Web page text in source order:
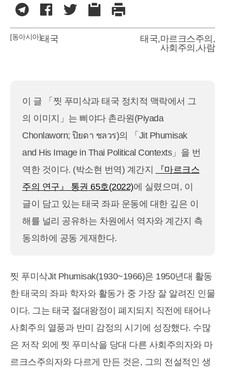
[동아시아]태국 태국,마르크스주의 ,
사회주의 ,사람
이 글 「찟 푸미삭과 태국 정치적 맥락에서 그
의 이미지」는 삐야다 촌라원(Piyada
Chonlaworn; ปิยดา ชลวร)의 「Jit Phumisak
and His Image in Thai Political Contexts」을 번
역한 것이다. (박소현 번역) 계간지
『마르크스
주의 연구』 통권 65호(2022)에 실렸으며, 이
글이 담고 있는 태국 좌파 운동에 대한 깊은 이
해를 널리 공유하는 차원에서 역자와 계간지 측
동의하에 공동 게재한다.
찟 푸미삭Jit Phumisak(1930~1966)은 1950년대 활동
한 태국의 좌파 학자와 활동가 중 가장 잘 알려진 인물
이다. 그는 태국 절대왕정이 폐지되지 직전에 태어나
사회주의 열풍과 반미 감정의 시기에 성장했다. 수많
은 저작 외에 찟 푸미삭을 당대 다른 사회주의자와 마
르크스주의자와 다르게 만든 것은, 그의 전설적인 생